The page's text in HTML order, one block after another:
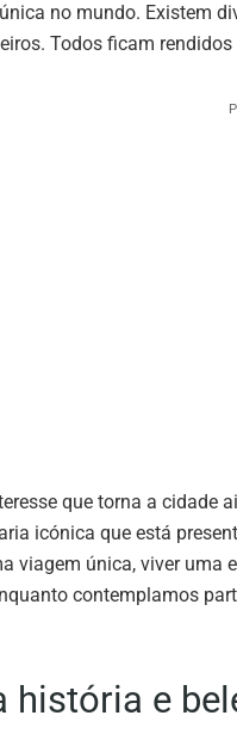
no mundo. Existem
Todos ficam
que torna a cidade
icónica que está
viagem única, viver uma
contemplamos
história e